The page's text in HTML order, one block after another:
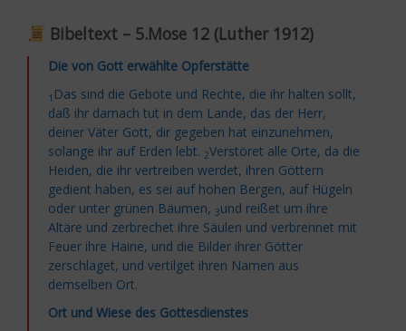
Bibeltext – 5.Mose 12 (Luther 1912)
Die von Gott erwählte Opferstätte
1 Das sind die Gebote und Rechte, die ihr halten sollt,
daß ihr darnach tut in dem Lande, das der Herr,
deiner Väter Gott, dir gegeben hat einzunehmen,
solange ihr auf Erden lebt. 2Verstöret alle Orte, da die
Heiden, die ihr vertreiben werdet, ihren Göttern
gedient haben, es sei auf hohen Bergen, auf Hügeln
oder unter grünen Bäumen, 3und reißet um ihre
Altäre und zerbrechet ihre Säulen und verbrennet mit
Feuer ihre Haine, und die Bilder ihrer Götter
zerschlaget, und vertilget ihren Namen aus
demselben Ort.
Ort und Wiese des Gottesdienstes